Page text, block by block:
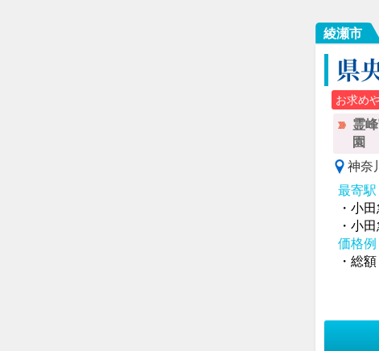
綾瀬市
県
お求め
霊
園
神奈
最寄
・小
・小
価格例
・総